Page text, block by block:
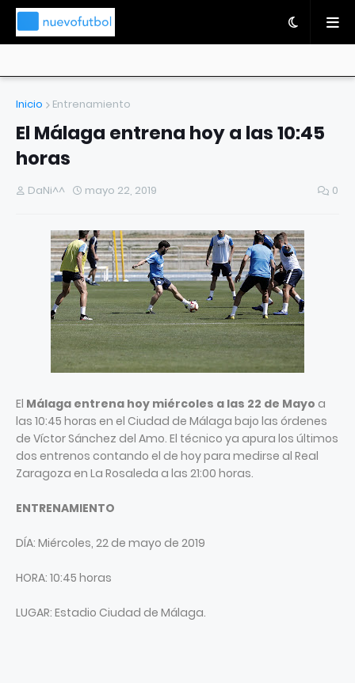
Inicio Entrenamiento
El Málaga entrena hoy a las 10:45
horas
DaNi^^ mayo 22, 2019 0
El Málaga entrena hoy miércoles a las 22 de Mayo a
las 10:45 horas en el Ciudad de Málaga bajo las órdenes
de Víctor Sánchez del Amo. El técnico ya apura los últimos
dos entrenos contando el de hoy para medirse al Real
Zaragoza en La Rosaleda a las 21:00 horas.
ENTRENAMIENTO
DÍA: Miércoles, 22 de mayo de 2019
HORA: 10:45 horas
LUGAR: Estadio Ciudad de Málaga.